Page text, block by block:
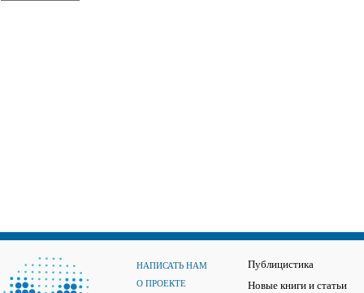
НАПИСАТЬ НАМ
О ПРОЕКТЕ
Публицистика
Новые книги и статьи